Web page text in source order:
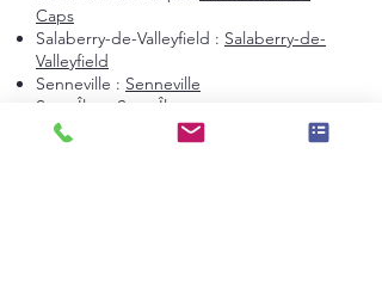
Caps
Salaberry-de-Valleyfield : Salaberry-de-
Valleyfield
Senneville : Senneville
Sept-Îles : Sept-Îles
Terrasse-Vaudreuil :Terrasse-Vaudreuil